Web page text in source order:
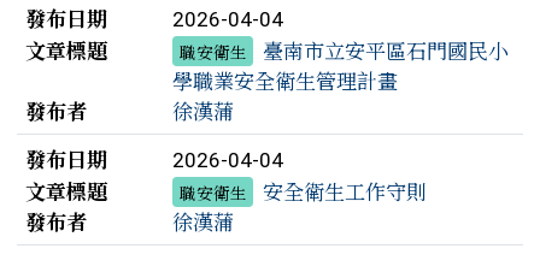
發布日期
2026-04-04
文章標題 職安衛生
臺南市立安平區石門國民小
學職業安全衛生管理計畫
發布者
徐漢蒲
發布日期
2026-04-04
文章標題 職安衛生
安全衛生工作守則
發布者
徐漢蒲